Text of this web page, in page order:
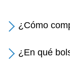
¿Cómo
¿En qué